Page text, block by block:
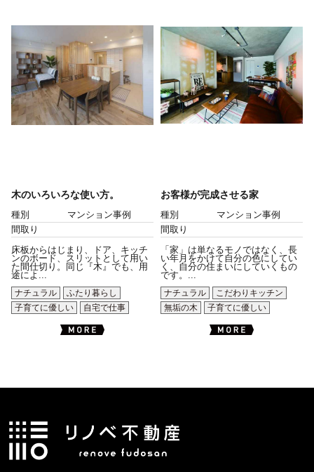
木のいろいろな使い方。
種別
マンション事例
間取り
床板からはじまり、ドア、キッチ
ンのボード、スリットとして用い
た間仕切り。同じ『木』でも、用
途によ...
ナチュラル
ふたり暮らし
子育てに優しい
自宅で仕事
お客様が完成させる家
種別
マンション事例
間取り
「家」は単なるモノではなく、長
い年月をかけて自分の色にしてい
く、自分の住まいにしていくもの
です。...
ナチュラル
こだわりキッチン
無垢の木
子育てに優しい